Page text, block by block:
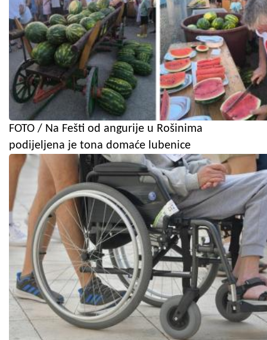
FOTO / Na Fešti od angurije u Rošinima
podijeljena je tona domaće lubenice